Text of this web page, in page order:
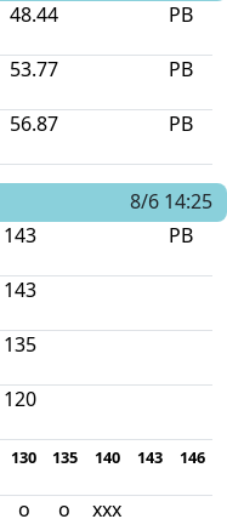
48.44 PB
53.77 PB
56.87 PB
8/6 14:25
143 PB
143
135
120
130 135 140 143 146
o o
xxx